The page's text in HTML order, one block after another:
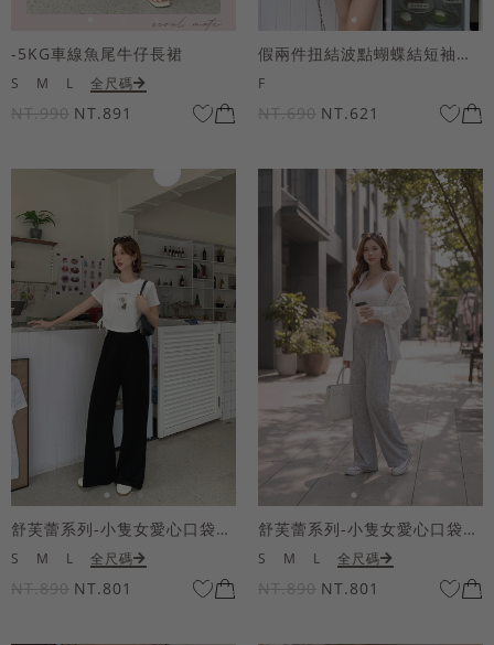
-5KG車線魚尾牛仔長裙
S M L 全尺碼
NT.990 NT.891
假兩件扭結波點蝴蝶結短袖上衣
F
NT.690 NT.621
舒芙蕾系列-小隻女愛心口袋寬褲
S M L 全尺碼
NT.890 NT.801
舒芙蕾系列-小隻女愛心口袋寬褲
S M L 全尺碼
NT.890 NT.801